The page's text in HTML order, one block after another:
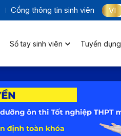
Cổng thông tin sinh viên VI
Sổ tay sinh viên Tuyển dụng